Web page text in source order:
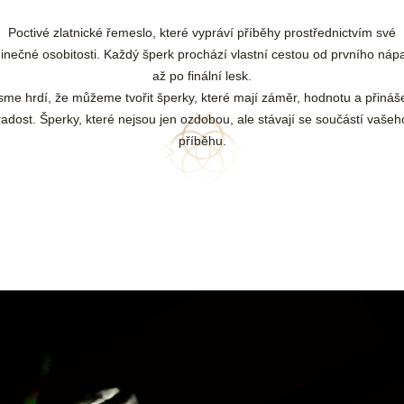
Poctivé zlatnické řemeslo, které vypráví příběhy prostřednictvím své
osobitosti. Každý šperk prochází vlastní cestou od prvního
až po finální lesk.
hrdí, že můžeme tvořit šperky, které mají záměr, hodnotu a
Šperky, které nejsou jen ozdobou, ale stávají se součástí
příběhu.